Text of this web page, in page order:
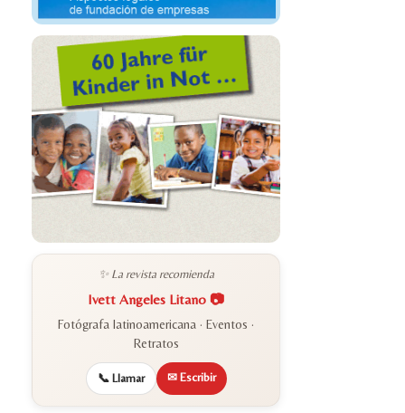
✨ La revista recomienda
Ivett Angeles Litano 📷
Fotógrafa latinoamericana · Eventos ·
Retratos
📞 Llamar ✉ Escribir